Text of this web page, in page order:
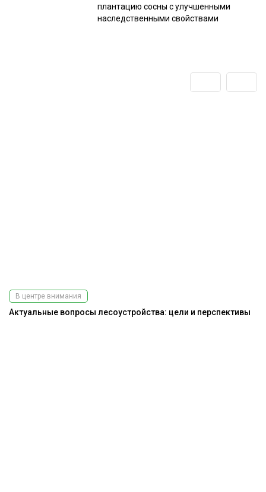
плантацию сосны с улучшенными
наследственными свойствами
В центре внимания
Актуальные вопросы лесоустройства: цели и перспективы